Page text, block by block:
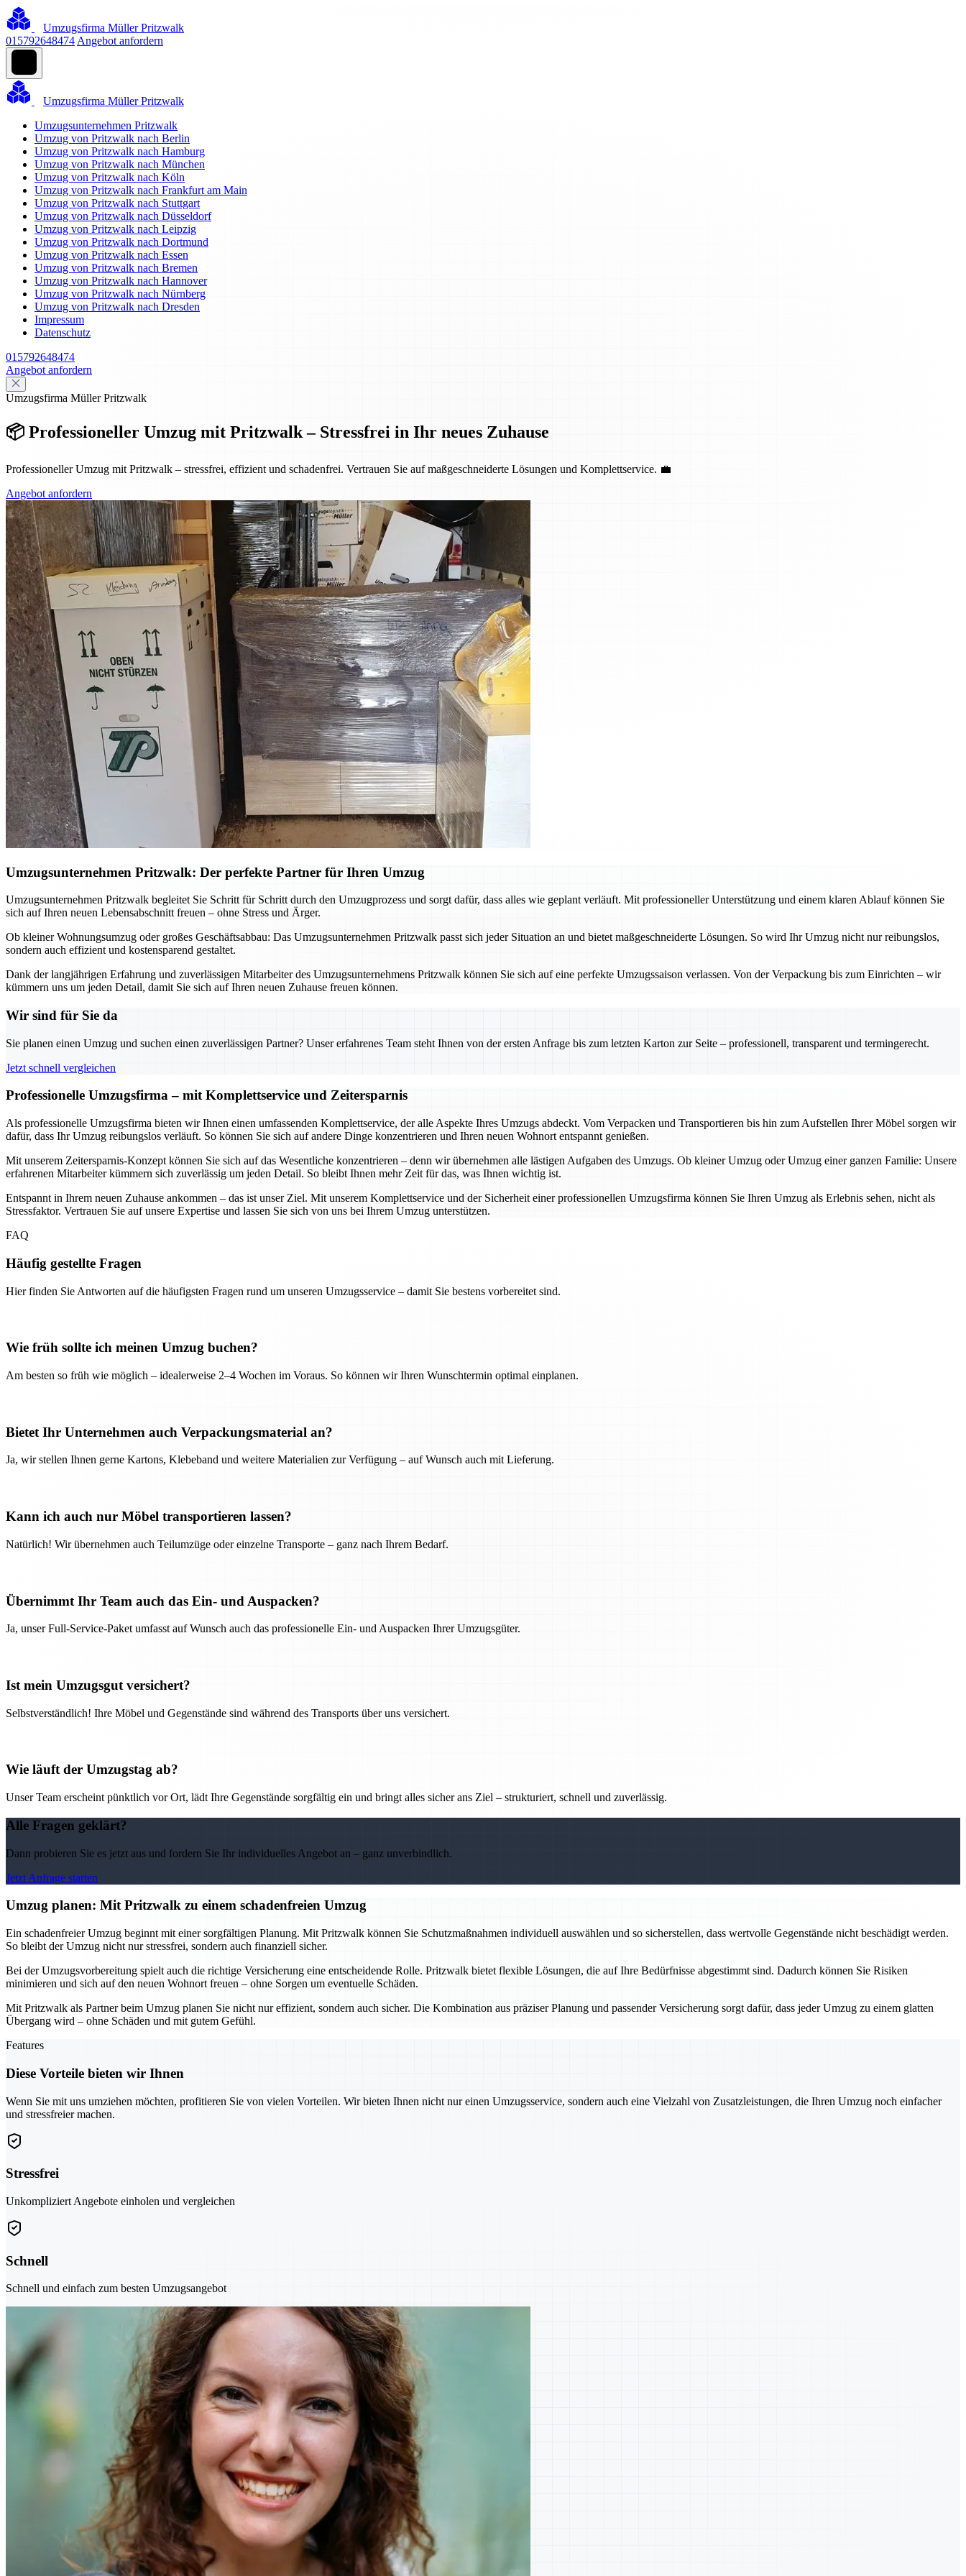
Umzugsfirma Müller Pritzwalk
015792648474 Angebot anfordern
Umzugsfirma Müller Pritzwalk
Umzugsunternehmen Pritzwalk
Umzug von Pritzwalk nach Berlin
Umzug von Pritzwalk nach Hamburg
Umzug von Pritzwalk nach München
Umzug von Pritzwalk nach Köln
Umzug von Pritzwalk nach Frankfurt am Main
Umzug von Pritzwalk nach Stuttgart
Umzug von Pritzwalk nach Düsseldorf
Umzug von Pritzwalk nach Leipzig
Umzug von Pritzwalk nach Dortmund
Umzug von Pritzwalk nach Essen
Umzug von Pritzwalk nach Bremen
Umzug von Pritzwalk nach Hannover
Umzug von Pritzwalk nach Nürnberg
Umzug von Pritzwalk nach Dresden
Impressum
Datenschutz
015792648474
Angebot anfordern
Umzugsfirma Müller Pritzwalk
📦 Professioneller Umzug mit Pritzwalk – Stressfrei in Ihr neues Zuhause
Professioneller Umzug mit Pritzwalk – stressfrei, effizient und schadenfrei. Vertrauen Sie auf maßgeschneiderte Lösungen und Komplettservice. 💼
Angebot anfordern
Umzugsunternehmen Pritzwalk: Der perfekte Partner für Ihren Umzug
Umzugsunternehmen Pritzwalk begleitet Sie Schritt für Schritt durch den Umzugprozess und sorgt dafür, dass alles wie geplant verläuft. Mit professioneller Unterstützung und einem klaren Ablauf können Sie
sich auf Ihren neuen Lebensabschnitt freuen – ohne Stress und Ärger.
Ob kleiner Wohnungsumzug oder großes Geschäftsabbau: Das Umzugsunternehmen Pritzwalk passt sich jeder Situation an und bietet maßgeschneiderte Lösungen. So wird Ihr Umzug nicht nur reibungslos,
sondern auch effizient und kostensparend gestaltet.
Dank der langjährigen Erfahrung und zuverlässigen Mitarbeiter des Umzugsunternehmens Pritzwalk können Sie sich auf eine perfekte Umzugssaison verlassen. Von der Verpackung bis zum Einrichten – wir
kümmern uns um jeden Detail, damit Sie sich auf Ihren neuen Zuhause freuen können.
Wir sind für Sie da
Sie planen einen Umzug und suchen einen zuverlässigen Partner? Unser erfahrenes Team steht Ihnen von der ersten Anfrage bis zum letzten Karton zur Seite – professionell, transparent und termingerecht.
Jetzt schnell vergleichen
Professionelle Umzugsfirma – mit Komplettservice und Zeitersparnis
Als professionelle Umzugsfirma bieten wir Ihnen einen umfassenden Komplettservice, der alle Aspekte Ihres Umzugs abdeckt. Vom Verpacken und Transportieren bis hin zum Aufstellen Ihrer Möbel sorgen wir
dafür, dass Ihr Umzug reibungslos verläuft. So können Sie sich auf andere Dinge konzentrieren und Ihren neuen Wohnort entspannt genießen.
Mit unserem Zeitersparnis-Konzept können Sie sich auf das Wesentliche konzentrieren – denn wir übernehmen alle lästigen Aufgaben des Umzugs. Ob kleiner Umzug oder Umzug einer ganzen Familie: Unsere
erfahrenen Mitarbeiter kümmern sich zuverlässig um jeden Detail. So bleibt Ihnen mehr Zeit für das, was Ihnen wichtig ist.
Entspannt in Ihrem neuen Zuhause ankommen – das ist unser Ziel. Mit unserem Komplettservice und der Sicherheit einer professionellen Umzugsfirma können Sie Ihren Umzug als Erlebnis sehen, nicht als
Stressfaktor. Vertrauen Sie auf unsere Expertise und lassen Sie sich von uns bei Ihrem Umzug unterstützen.
FAQ
Häufig gestellte Fragen
Hier finden Sie Antworten auf die häufigsten Fragen rund um unseren Umzugsservice – damit Sie bestens vorbereitet sind.
Wie früh sollte ich meinen Umzug buchen?
Am besten so früh wie möglich – idealerweise 2–4 Wochen im Voraus. So können wir Ihren Wunschtermin optimal einplanen.
Bietet Ihr Unternehmen auch Verpackungsmaterial an?
Ja, wir stellen Ihnen gerne Kartons, Klebeband und weitere Materialien zur Verfügung – auf Wunsch auch mit Lieferung.
Kann ich auch nur Möbel transportieren lassen?
Natürlich! Wir übernehmen auch Teilumzüge oder einzelne Transporte – ganz nach Ihrem Bedarf.
Übernimmt Ihr Team auch das Ein- und Auspacken?
Ja, unser Full-Service-Paket umfasst auf Wunsch auch das professionelle Ein- und Auspacken Ihrer Umzugsgüter.
Ist mein Umzugsgut versichert?
Selbstverständlich! Ihre Möbel und Gegenstände sind während des Transports über uns versichert.
Wie läuft der Umzugstag ab?
Unser Team erscheint pünktlich vor Ort, lädt Ihre Gegenstände sorgfältig ein und bringt alles sicher ans Ziel – strukturiert, schnell und zuverlässig.
Alle Fragen geklärt?
Dann probieren Sie es jetzt aus und fordern Sie Ihr individuelles Angebot an – ganz unverbindlich.
Jetzt Anfrage starten
Umzug planen: Mit Pritzwalk zu einem schadenfreien Umzug
Ein schadenfreier Umzug beginnt mit einer sorgfältigen Planung. Mit Pritzwalk können Sie Schutzmaßnahmen individuell auswählen und so sicherstellen, dass wertvolle Gegenstände nicht beschädigt werden.
So bleibt der Umzug nicht nur stressfrei, sondern auch finanziell sicher.
Bei der Umzugsvorbereitung spielt auch die richtige Versicherung eine entscheidende Rolle. Pritzwalk bietet flexible Lösungen, die auf Ihre Bedürfnisse abgestimmt sind. Dadurch können Sie Risiken
minimieren und sich auf den neuen Wohnort freuen – ohne Sorgen um eventuelle Schäden.
Mit Pritzwalk als Partner beim Umzug planen Sie nicht nur effizient, sondern auch sicher. Die Kombination aus präziser Planung und passender Versicherung sorgt dafür, dass jeder Umzug zu einem glatten
Übergang wird – ohne Schäden und mit gutem Gefühl.
Features
Diese Vorteile bieten wir Ihnen
Wenn Sie mit uns umziehen möchten, profitieren Sie von vielen Vorteilen. Wir bieten Ihnen nicht nur einen Umzugsservice, sondern auch eine Vielzahl von Zusatzleistungen, die Ihren Umzug noch einfacher
und stressfreier machen.
Stressfrei
Unkompliziert Angebote einholen und vergleichen
Schnell
Schnell und einfach zum besten Umzugsangebot